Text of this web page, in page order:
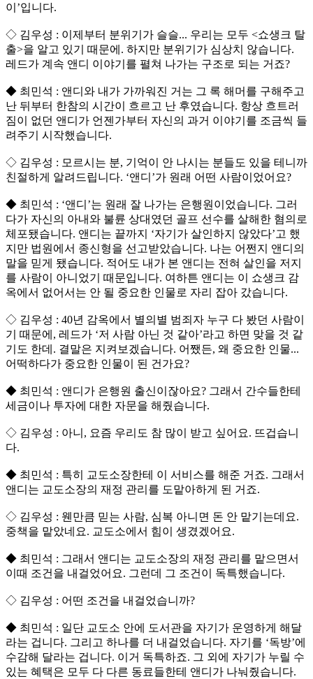
이’입니다.
◇ 김우성 : 이제부터 분위기가 슬슬... 우리는 모두 <쇼생크 탈
출>을 알고 있기 때문에. 하지만 분위기가 심상치 않습니다.
레드가 계속 앤디 이야기를 펼쳐 나가는 구조로 되는 거죠?
◆ 최민석 : 앤디와 내가 가까워진 거는 그 록 해머를 구해주고
난 뒤부터 한참의 시간이 흐르고 난 후였습니다. 항상 흐트러
짐이 없던 앤디가 언젠가부터 자신의 과거 이야기를 조금씩 들
려주기 시작했습니다.
◇ 김우성 : 모르시는 분, 기억이 안 나시는 분들도 있을 테니까
친절하게 알려드립니다. ‘앤디’가 원래 어떤 사람이었어요?
◆ 최민석 : ‘앤디’는 원래 잘 나가는 은행원이었습니다. 그러
다가 자신의 아내와 불륜 상대였던 골프 선수를 살해한 혐의로
체포됐습니다. 앤디는 끝까지 ‘자기가 살인하지 않았다’고 했
지만 법원에서 종신형을 선고받았습니다. 나는 어쩐지 앤디의
말을 믿게 됐습니다. 적어도 내가 본 앤디는 전혀 살인을 저지
를 사람이 아니었기 때문입니다. 여하튼 앤디는 이 쇼생크 감
옥에서 없어서는 안 될 중요한 인물로 자리 잡아 갔습니다.
◇ 김우성 : 40년 감옥에서 별의별 범죄자 누구 다 봤던 사람이
기 때문에, 레드가 ‘저 사람 아닌 것 같아’라고 하면 맞을 것 같
기도 한데. 결말은 지켜보겠습니다. 어쨌든, 왜 중요한 인물...
어떡하다가 중요한 인물이 된 건가요?
◆ 최민석 : 앤디가 은행원 출신이잖아요? 그래서 간수들한테
세금이나 투자에 대한 자문을 해줬습니다.
◇ 김우성 : 아니, 요즘 우리도 참 많이 받고 싶어요. 뜨겁습니
다.
◆ 최민석 : 특히 교도소장한테 이 서비스를 해준 거죠. 그래서
앤디는 교도소장의 재정 관리를 도맡아하게 된 거죠.
◇ 김우성 : 웬만큼 믿는 사람, 심복 아니면 돈 안 맡기는데요.
중책을 맡았네요. 교도소에서 힘이 생겼겠어요.
◆ 최민석 : 그래서 앤디는 교도소장의 재정 관리를 맡으면서
이때 조건을 내걸었어요. 그런데 그 조건이 독특했습니다.
◇ 김우성 : 어떤 조건을 내걸었습니까?
◆ 최민석 : 일단 교도소 안에 도서관을 자기가 운영하게 해달
라는 겁니다. 그리고 하나를 더 내걸었습니다. 자기를 ‘독방’에
수감해 달라는 겁니다. 이거 독특하죠. 그 외에 자기가 누릴 수
있는 혜택은 모두 다 다른 동료들한테 앤디가 나눠줬습니다.